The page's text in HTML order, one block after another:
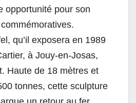
opportunité pour son
qu’il exposera en 1989
à Jouy-en-Josas,
Haute de 18 mètres et
tonnes, cette sculpture